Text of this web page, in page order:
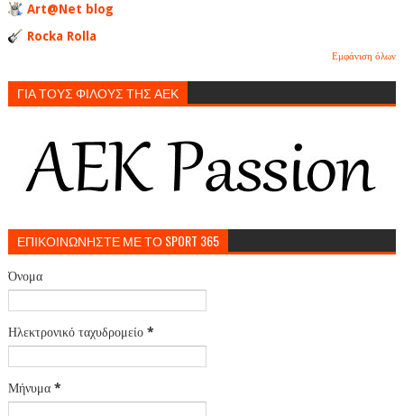
Art@Net blog
Rocka Rolla
Εμφάνιση όλων
ΓΙΑ ΤΟΥΣ ΦΙΛΟΥΣ ΤΗΣ ΑΕΚ
ΕΠΙΚΟΙΝΩΝΗΣΤΕ ΜΕ ΤΟ SPORT 365
Όνομα
Ηλεκτρονικό ταχυδρομείο *
Μήνυμα *